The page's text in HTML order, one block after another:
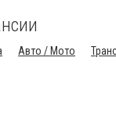
Авто / Мото